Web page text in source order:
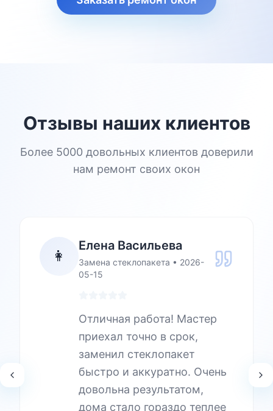
Отзывы наших клиентов
Более 5000 довольных клиентов доверили
нам ремонт своих окон
👩
Елена Васильева
Замена стеклопакета • 2026-
05-15
Отличная работа! Мастер
приехал точно в срок,
заменил стеклопакет
быстро и аккуратно. Очень
довольна результатом,
дома стало гораздо теплее